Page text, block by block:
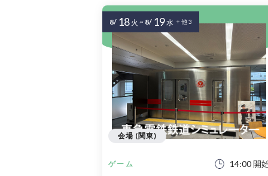
ゲーム 14:00 開
会場 (関東)
8/ 18 火 ~ 8/ 19水 + 他 3